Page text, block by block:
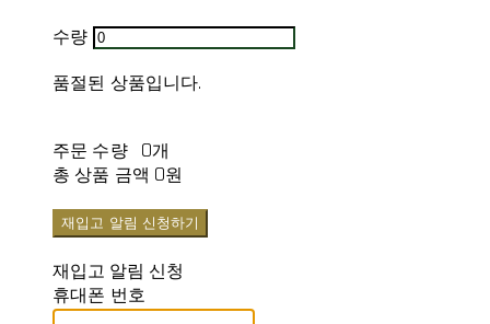
수량
품절된 상품입니다.
주문 수량
0개
총 상품 금액 0원
재입고 알림 신청하기
재입고 알림 신청
휴대폰 번호